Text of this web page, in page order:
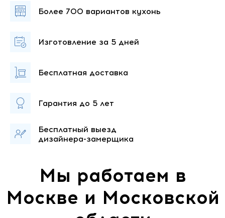
Более 700 вариантов кухонь
Изготовление за 5 дней
Бесплатная доставка
Гарантия до 5 лет
Бесплатный выезд
дизайнера-замерщика
Мы работаем в
Москве и Московской